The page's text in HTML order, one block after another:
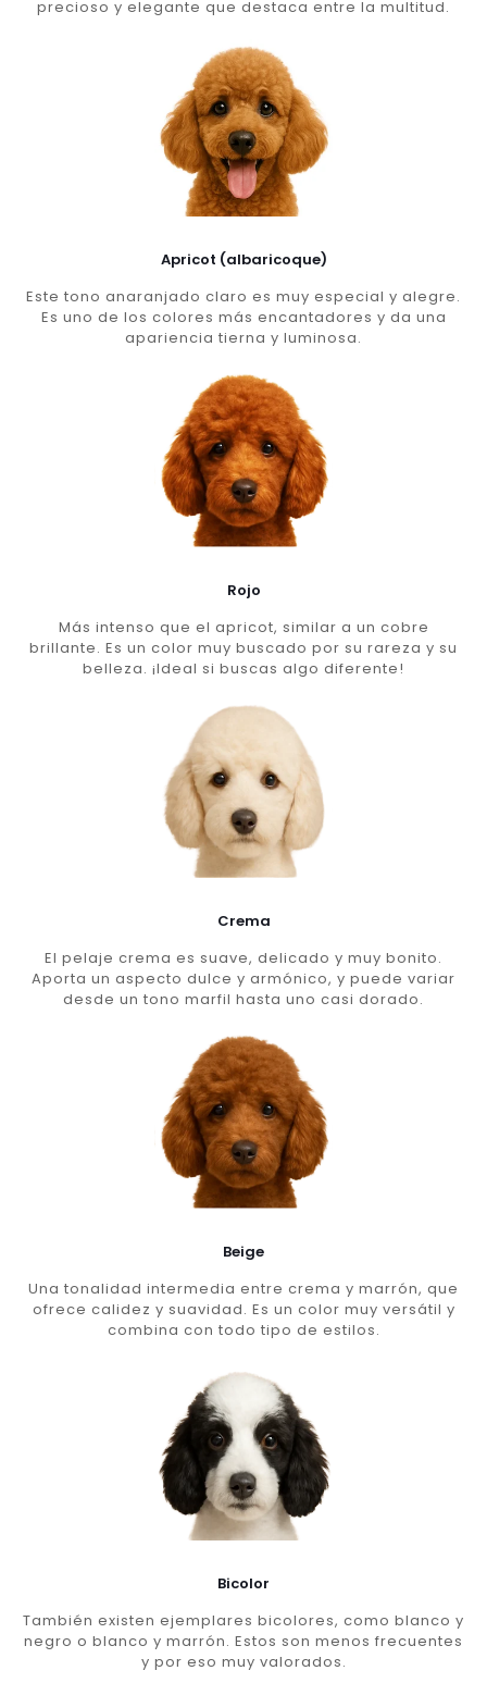
precioso y elegante que destaca entre la multitud.
Apricot (albaricoque)
Este tono anaranjado claro es muy especial y alegre.
Es uno de los colores más encantadores y da una
apariencia tierna y luminosa.
Rojo
Más intenso que el apricot, similar a un cobre
brillante. Es un color muy buscado por su rareza y su
belleza. ¡Ideal si buscas algo diferente!
Crema
El pelaje crema es suave, delicado y muy bonito.
Aporta un aspecto dulce y armónico, y puede variar
desde un tono marfil hasta uno casi dorado.
Beige
Una tonalidad intermedia entre crema y marrón, que
ofrece calidez y suavidad. Es un color muy versátil y
combina con todo tipo de estilos.
Bicolor
También existen ejemplares bicolores, como blanco y
negro o blanco y marrón. Estos son menos frecuentes
y por eso muy valorados.